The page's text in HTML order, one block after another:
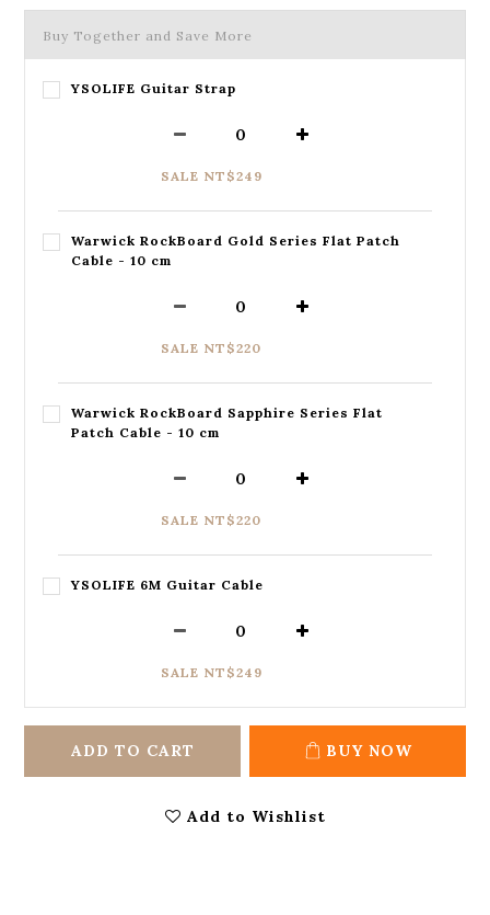
Buy Together and Save More
YSOLIFE Guitar Strap
SALE NT$249
Warwick RockBoard Gold Series Flat Patch
Cable - 10 cm
SALE NT$220
Warwick RockBoard Sapphire Series Flat
Patch Cable - 10 cm
SALE NT$220
YSOLIFE 6M Guitar Cable
SALE NT$249
ADD TO CART BUY NOW
Add to Wishlist